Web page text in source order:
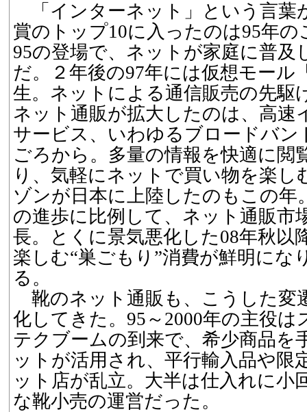
「インターネット」という言葉
賞のトップ10に入ったのは95年
95の登場で、ネットが家庭に普及
だ。２年後の97年には仮想モール
生。ネットによる通信販売の先駆
ネット通販が拡大したのは、高速
サービス、いわゆるブロードバン
ごろから。多量の情報を快適に閲
り、気軽にネットで買い物を楽し
ゾンが日本に上陸したのもこの年
の進歩に比例して、ネット通販市
長。とくに景気悪化した08年秋以
楽しむ“巣ごもり”消費が鮮明にな
る。
靴のネット通販も、こうした変
化してきた。95～2000年の主役
テクブームの到来で、希少商品を
ットが活用され、平行輸入品や限
ット店が乱立。大半は仕入れに小
な靴小売の運営だった。